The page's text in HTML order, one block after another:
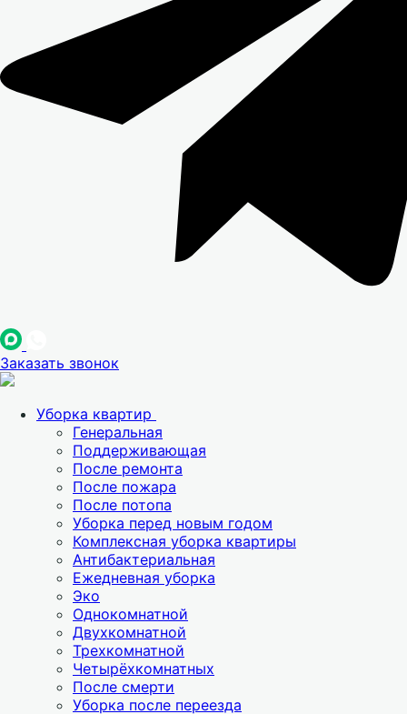
Заказать звонок
Уборка квартир
Генеральная
Поддерживающая
После ремонта
После пожара
После потопа
Уборка перед новым годом
Комплексная уборка квартиры
Антибактериальная
Ежедневная уборка
Эко
Однокомнатной
Двухкомнатной
Трехкомнатной
Четырёхкомнатных
После смерти
Уборка после переезда